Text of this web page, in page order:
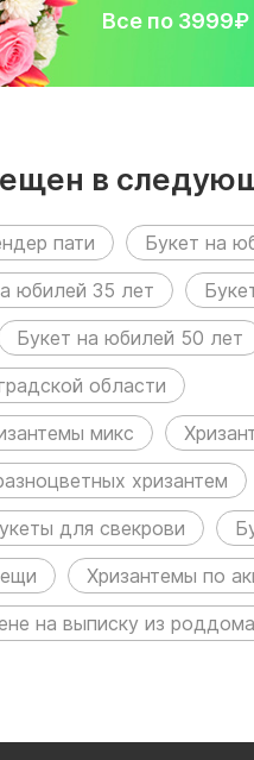
Все по 3999₽
в
пати
Букет на
юбилей 35 лет
Букет на юбилей 50 лет
области
микс
хризантем
для свекрови
Хризантемы по
на выписку из роддома